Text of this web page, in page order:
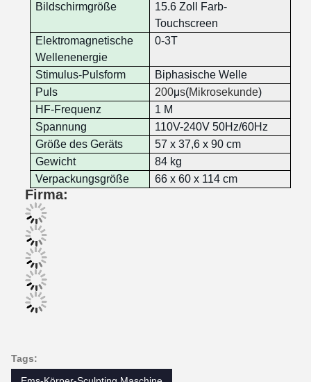
Bildschirmgröße
15.6 Zoll Farb-
Touchscreen
Elektromagnetische
Wellenenergie
0-3T
Stimulus-Pulsform
Biphasische Welle
Puls
200μs(Mikrosekunde)
HF-Frequenz
1 M
Spannung
110V-240V 50Hz/60Hz
Größe des Geräts
57 x 37,6 x 90 cm
Gewicht
84 kg
Verpackungsgröße
66 x 60 x 114 cm
Firma:
Tags: